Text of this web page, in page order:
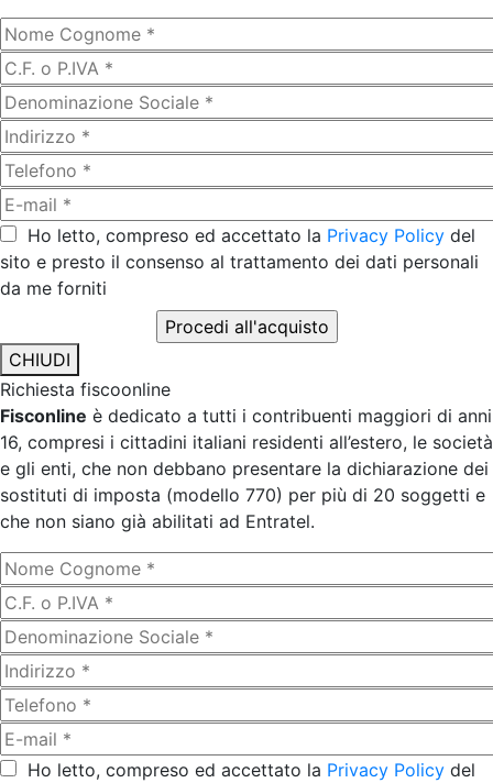
Ho letto, compreso ed accettato la Privacy Policy del
sito e presto il consenso al trattamento dei dati personali
da me forniti
CHIUDI
Richiesta fiscoonline
Fisconline è dedicato a tutti i contribuenti maggiori di anni
16, compresi i cittadini italiani residenti all’estero, le società
e gli enti, che non debbano presentare la dichiarazione dei
sostituti di imposta (modello 770) per più di 20 soggetti e
che non siano già abilitati ad Entratel.
Ho letto, compreso ed accettato la Privacy Policy del